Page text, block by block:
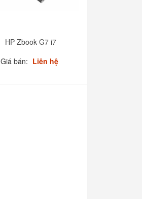
HP Zbook G7 i7
Giá bán: Liên hệ